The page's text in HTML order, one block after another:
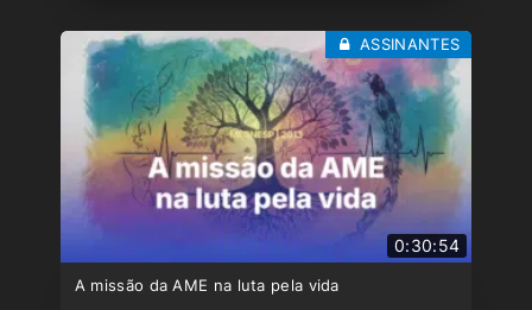
0:30:54
A missão da AME na luta pela vida
ASSINANTES